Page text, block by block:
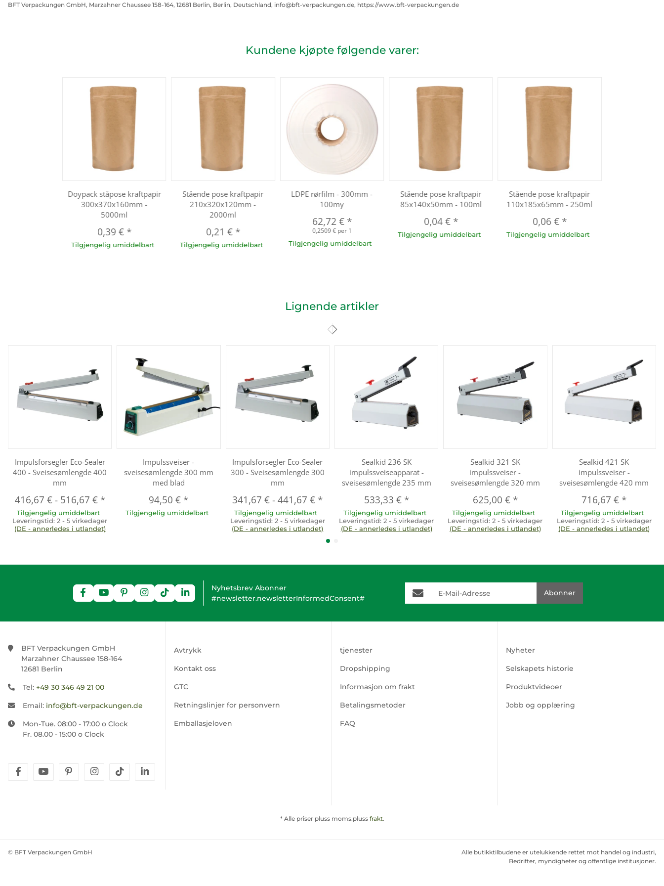
BFT Verpackungen GmbH, Marzahner Chaussee 158-164, 12681 Berlin, Berlin, Deutschland, info@bft-verpackungen.de, https://www.bft-verpackungen.de
Kundene kjøpte følgende varer:
Doypack ståpose kraftpapir
300x370x160mm -
5000ml
0,39 € *
Tilgjengelig umiddelbart
Stående pose kraftpapir
210x320x120mm -
2000ml
0,21 € *
Tilgjengelig umiddelbart
LDPE rørfilm - 300mm -
100my
62,72 € *
0,2509 € per 1
Tilgjengelig umiddelbart
Stående pose kraftpapir
85x140x50mm - 100ml
0,04 € *
Tilgjengelig umiddelbart
Stående pose kraftpapir
110x185x65mm - 250ml
0,06 € *
Tilgjengelig umiddelbart
Lignende artikler
Impulsforsegler Eco-Sealer
400 - Sveisesømlengde 400
mm
416,67 €- 516,67 € *
Tilgjengelig umiddelbart
Leveringstid:2 - 5 virkedager
(DE - annerledes i utlandet)
Impulssveiser -
sveisesømlengde 300 mm
med blad
94,50 € *
Tilgjengelig umiddelbart
Impulsforsegler Eco-Sealer
300 - Sveisesømlengde 300
mm
341,67 €-441,67 € *
Tilgjengelig umiddelbart
Leveringstid: 2 - 5 virkedager
(DE - annerledes i utlandet)
Sealkid 236 SK
impulssveiseapparat -
sveisesømlengde 235 mm
533,33 € *
Tilgjengelig umiddelbart
Leveringstid:2 - 5 virkedager
(DE - annerledes i utlandet)
Sealkid 321 SK
impulssveiser -
sveisesømlengde 320 mm
625,00 € *
Tilgjengelig umiddelbart
Leveringstid:2 - 5 virkedager
(DE - annerledes i utlandet)
Sealkid 421 SK
impulssveiser -
sveisesømlengde 420 mm
716,67 € *
Tilgjengelig umiddelbart
Leveringstid: 2 - 5 virkedager
(DE - annerledes i utlandet)
Nyhetsbrev Abonner
#newsletter.newsletterInformedConsent#
E-Mail-Adresse
Abonner
BFT Verpackungen GmbH
Marzahner Chaussee 158-164
12681 Berlin
Tel: +49 30 346 49 21 00
Email: info@bft-verpackungen.de
Mon-Tue. 08:00 - 17:00 o Clock
Fr. 08.00 - 15:00 o Clock
facebookyoutubepinterestinstagram
tiktok
Avtrykk
Kontakt oss
GTC
Retningslinjer for personvern
Emballasjeloven
tjenester
Dropshipping
Informasjon om frakt
Betalingsmetoder
FAQ
Nyheter
Selskapets historie
Produktvideoer
Jobb og opplæring
* Alle priser pluss moms.pluss frakt.
© BFT Verpackungen GmbH
Alle butikktilbudene er utelukkende rettet mot handel og industri,
Bedrifter, myndigheter og offentlige institusjoner.